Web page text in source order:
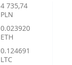
4 735,74
PLN
0.023920
ETH
0.124691
LTC